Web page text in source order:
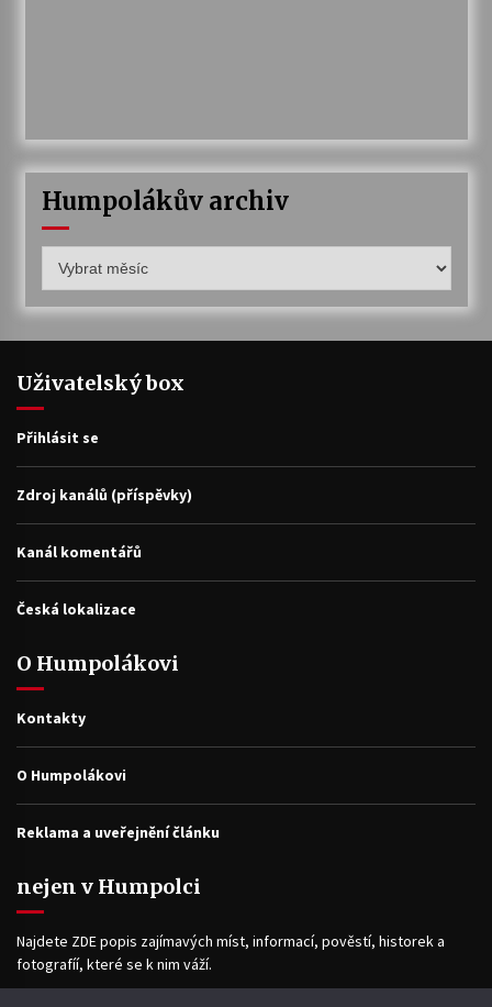
Humpolákův archiv
archiv
Uživatelský box
Přihlásit se
Zdroj kanálů (příspěvky)
Kanál komentářů
Česká lokalizace
O Humpolákovi
Kontakty
O Humpolákovi
Reklama a uveřejnění článku
nejen v Humpolci
Najdete ZDE popis zajímavých míst, informací, pověstí, historek a
fotografíí, které se k nim váží.